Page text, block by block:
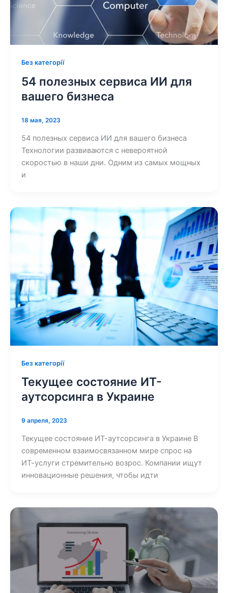
Без категорії
54 полезных сервиса ИИ для
вашего бизнеса
18 мая, 2023
54 полезных сервиса ИИ для вашего бизнеса
Технологии развиваются с невероятной
скоростью в наши дни. Одним из самых мощных
и
Без категорії
Текущее состояние ИТ-
аутсорсинга в Украине
9 апреля, 2023
Текущее состояние ИТ-аутсорсинга в Украине В
современном взаимосвязанном мире спрос на
ИТ-услуги стремительно возрос. Компании ищут
инновационные решения, чтобы идти